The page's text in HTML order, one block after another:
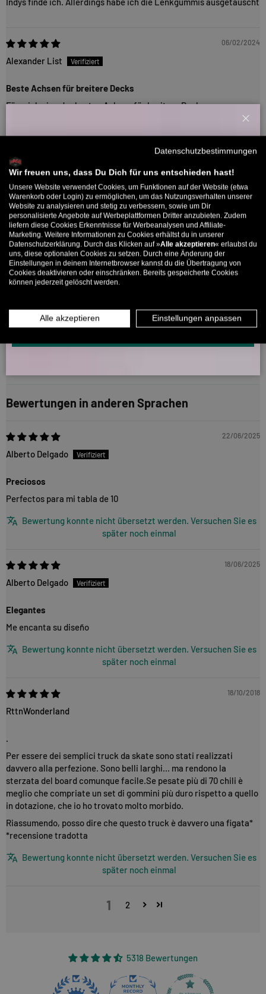
06/02/2024
Alexander List
Beste Achsen für breitere Decks
Für mich eine der besten Achsen für breitere Decks.
02/10/2023
SkinnyDirt
I don't like ACE
Wenn man 10 inch boards fährt, hat man keine allzu große
Auswahl. Ich wollte mal die ACE Achsen probieren, weil sie einen
coolen Look haben und diese auch schön schmal sind. Aber
ich habe bis heute keine passenden bushings gefunden, damit das
Lenkverhalten mir taugt. Ich weiß, dass ACE Achsen für super
wackelig an und ich werde damit nicht warm. Hab mir jetzt
Thunder Trucks geholt und diese sind spitze!
Bewertungen in anderen Sprachen
22/06/2025
Alberto Delgado
Preciosos
Perfectos para mi tabla de 10
Bewertung konnte nicht übersetzt werden. Versuchen Sie es
später noch einmal
18/06/2025
Alberto Delgado
Elegantes
Me encanta su diseño
Bewertung konnte nicht übersetzt werden. Versuchen Sie es
später noch einmal
18/10/2018
RttnWonderland
.
Per essere dei semplici truck da skate sono stati realizzati
davvero alla perfezione. Sono belli larghi... ma rendono la
sterzata del board comunque facile.Se pesate più di 70 chili è
meglio che compriate un set di gommini più duro rispetto a quello
in dotazione, che io ho trovato molto morbido.
Riassumendo, posso dire che questo truck è davvero una figata*
*recensione tradotta
Bewertung konnte nicht übersetzt werden. Versuchen Sie es
später noch einmal
1 2
5318 Bewertungen
Willkommensbonus
Willkommens-Rabattcode direkt per Mail zugeschickt.
Bis zu 11% Rabatt auf deine erste Bestellung. Aufgepasst: Du
kannst nur 1x wählen! 🤫
5% ab €80 9% ab €100 11% ab €150 🔥
E-Mail
MÄNNER
INFOS ÜBER WHATSAPP? KEIN PROBLEM!
KLICK HIER UND SCHICKE UNS DIE VORGESCHRIEBENE NACHRICHT,
Datenschutzbestimmungen
Wir freuen uns, dass Du Dich für uns entschieden hast!
Unsere Website verwendet Cookies, um Funktionen auf der Website (etwa
Warenkorb oder Login) zu ermöglichen, um das Nutzungsverhalten unserer
Website zu analysieren und stetig zu verbessern, sowie um Dir
personalisierte Angebote auf Werbeplattformen Dritter anzubieten. Zudem
liefern diese Cookies Erkenntnisse für Werbeanalysen und Affiliate-
Marketing. Weitere Informationen zu Cookies erhältst du in unserer
Datenschutzerklärung. Durch das Klicken auf »Alle akzeptieren« erlaubst du
uns, diese optionalen Cookies zu setzen. Durch eine Änderung der
Einstellungen in deinem Internetbrowser kannst du die Übertragung von
Cookies deaktivieren oder einschränken. Bereits gespeicherte Cookies
können jederzeit gelöscht werden.
Alle akzeptieren Einstellungen anpassen